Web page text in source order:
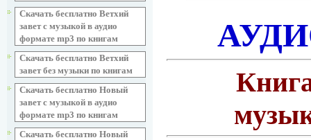
Скачать бесплатно Ветхий
завет с музыкой в аудио
формате mp3 по книгам
Скачать бесплатно Ветхий
завет без музыки по книгам
Скачать бесплатно Новый
завет с музыкой в аудио
формате mp3 по книгам
Скачать бесплатно Новый